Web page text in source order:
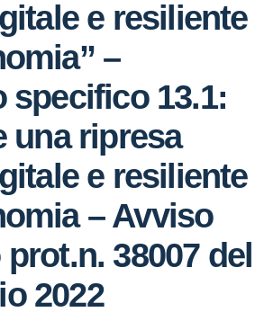
e resiliente
–
specifico 13.1:
una ripresa
e resiliente
– Avviso
38007 del
2022